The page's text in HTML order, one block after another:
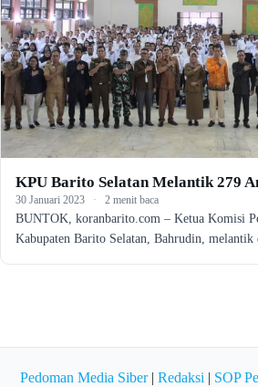
KPU Barito Selatan Melantik 279
30 Januari 2023 · 2 menit baca
BUNTOK, koranbarito.com – Ketua Komisi
Kabupaten Barito Selatan, Bahrudin, melantik
Pedoman Media Siber| Redaksi | SOP